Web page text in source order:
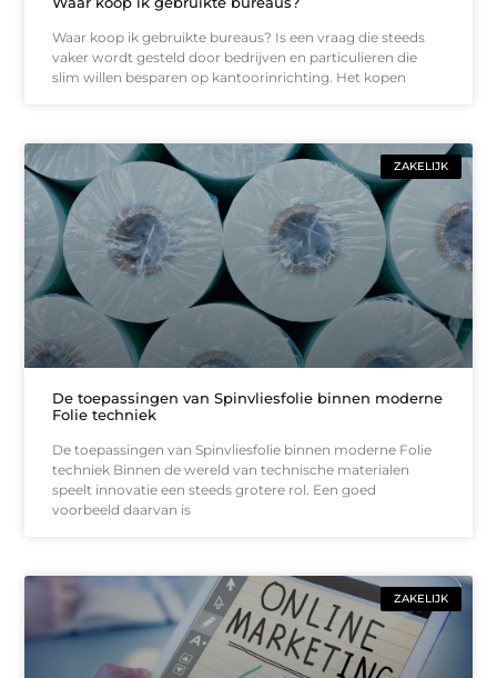
Waar koop ik gebruikte bureaus? Is een vraag die steeds
vaker wordt gesteld door bedrijven en particulieren die
slim willen besparen op kantoorinrichting. Het kopen
ZAKELIJK
De toepassingen van Spinvliesfolie binnen moderne
Folie techniek
De toepassingen van Spinvliesfolie binnen moderne Folie
techniek Binnen de wereld van technische materialen
speelt innovatie een steeds grotere rol. Een goed
voorbeeld daarvan is
ZAKELIJK